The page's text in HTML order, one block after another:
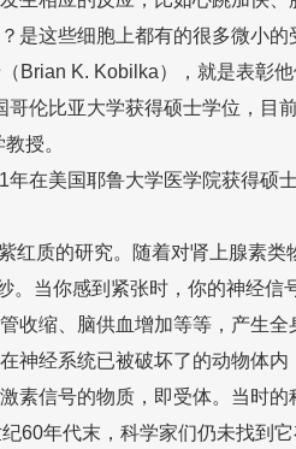
是这些细胞上都有的很多微小
Brian K. Kobilka），就是表彰
比亚大学获得硕士学位，目
授。
在美国耶鲁大学医学院获得硕
质的研究。随着对肾上腺素类
当你感到紧张时，你的神经
收缩、脑供血增加等等，产生
神经系统已被破坏了的动物体
素信号的物质，即受体。当时
60年代末，科学家们仍未找到